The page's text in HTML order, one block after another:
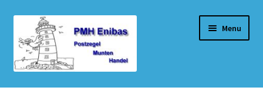
door
naar
navigatie
naar
de
inhoud
Menu
Home